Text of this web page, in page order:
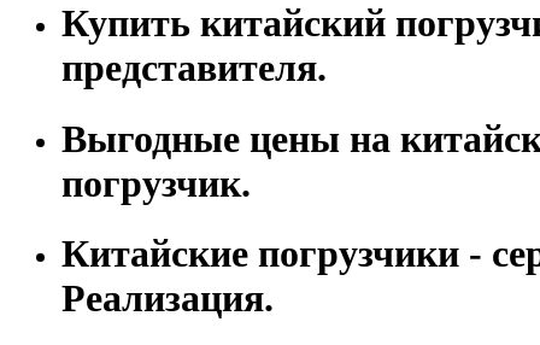
Купить китайский
представителя.
Выгодные цены на
погрузчик.
Китайские погрузчики -
Реализация.